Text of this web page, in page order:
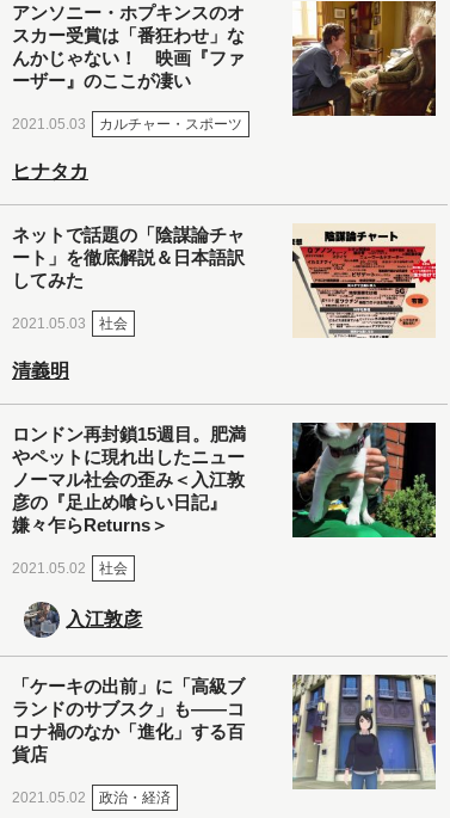
アンソニー・ホプキンスのオ
スカー受賞は「番狂わせ」な
んかじゃない！ 映画『ファ
ーザー』のここが凄い
2021.05.03 カルチャー・スポーツ
ヒナタカ
ネットで話題の「陰謀論チャ
ート」を徹底解説＆日本語訳
してみた
2021.05.03 社会
清義明
ロンドン再封鎖15週目。肥満
やペットに現れ出したニュー
ノーマル社会の歪み＜入江敦
彦の『足止め喰らい日記』
嫌々乍らReturns＞
2021.05.02 社会
入江敦彦
「ケーキの出前」に「高級ブ
ランドのサブスク」も――コ
ロナ禍のなか「進化」する百
貨店
2021.05.02 政治・経済